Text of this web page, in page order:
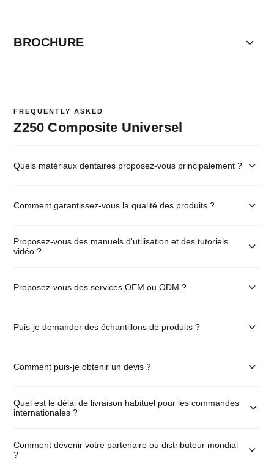
BROCHURE
FREQUENTLY ASKED
Z250 Composite Universel
Quels matériaux dentaires proposez-vous principalement ?
Comment garantissez-vous la qualité des produits ?
Proposez-vous des manuels d'utilisation et des tutoriels
vidéo ?
Proposez-vous des services OEM ou ODM ?
Puis-je demander des échantillons de produits ?
Comment puis-je obtenir un devis ?
Quel est le délai de livraison habituel pour les commandes
internationales ?
Comment devenir votre partenaire ou distributeur mondial
?